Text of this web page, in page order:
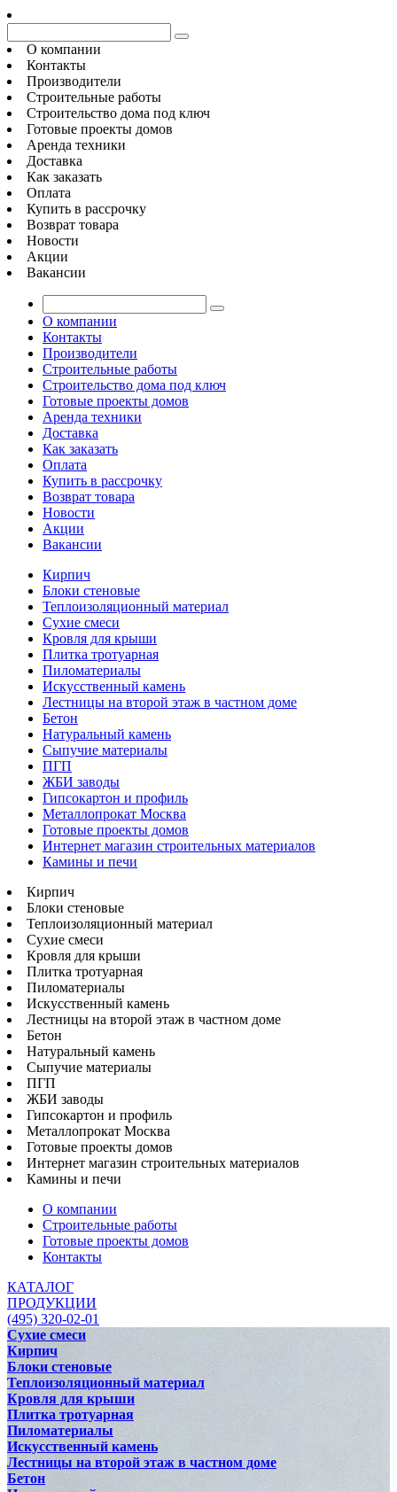
О компании
Контакты
Производители
Строительные работы
Строительство дома под ключ
Готовые проекты домов
Аренда техники
Доставка
Как заказать
Оплата
Купить в рассрочку
Возврат товара
Новости
Акции
Вакансии
О компании
Контакты
Производители
Строительные работы
Строительство дома под ключ
Готовые проекты домов
Аренда техники
Доставка
Как заказать
Оплата
Купить в рассрочку
Возврат товара
Новости
Акции
Вакансии
Кирпич
Блоки стеновые
Теплоизоляционный материал
Сухие смеси
Кровля для крыши
Плитка тротуарная
Пиломатериалы
Искусственный камень
Лестницы на второй этаж в частном доме
Бетон
Натуральный камень
Сыпучие материалы
ПГП
ЖБИ заводы
Гипсокартон и профиль
Металлопрокат Москва
Готовые проекты домов
Интернет магазин строительных материалов
Камины и печи
Кирпич
Блоки стеновые
Теплоизоляционный материал
Сухие смеси
Кровля для крыши
Плитка тротуарная
Пиломатериалы
Искусственный камень
Лестницы на второй этаж в частном доме
Бетон
Натуральный камень
Сыпучие материалы
ПГП
ЖБИ заводы
Гипсокартон и профиль
Металлопрокат Москва
Готовые проекты домов
Интернет магазин строительных материалов
Камины и печи
О компании
Строительные работы
Готовые проекты домов
Контакты
КАТАЛОГ
ПРОДУКЦИИ
(495) 320-02-01
Сухие смеси
Кирпич
Блоки стеновые
Теплоизоляционный материал
Кровля для крыши
Плитка тротуарная
Пиломатериалы
Искусственный камень
Лестницы на второй этаж в частном доме
Бетон